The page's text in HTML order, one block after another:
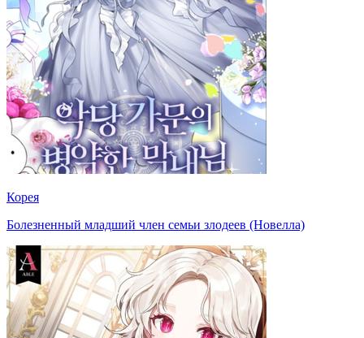
Корея
Болезненный младший член семьи злодеев (Новелла)